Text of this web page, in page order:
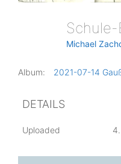
Michael
Album: 2021-07-14
DETAILS
Uploaded